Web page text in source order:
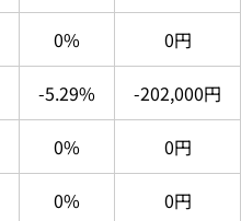
0% 0円
-5.29% -202,000円
0% 0円
0% 0円